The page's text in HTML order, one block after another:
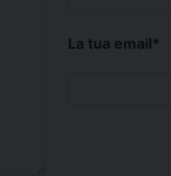
La tua email*